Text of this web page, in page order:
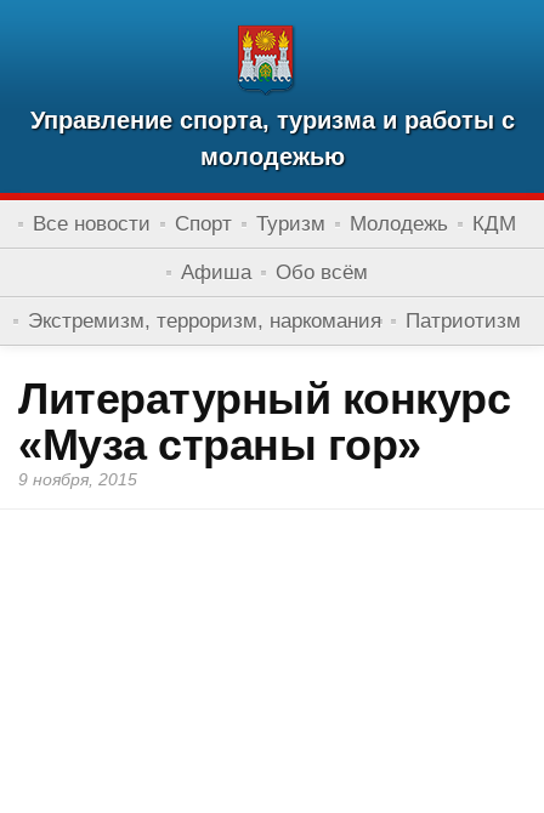
Управление спорта, туризма и работы с
молодежью
Все новости Спорт Туризм Молодежь КДМ
Афиша Обо всём
Экстремизм, терроризм, наркомания Патриотизм
Литературный конкурс
«Муза страны гор»
9 ноября, 2015